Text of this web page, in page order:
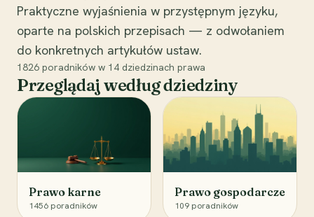
Praktyczne wyjaśnienia w przystępnym języku,
oparte na polskich przepisach — z odwołaniem
do konkretnych artykułów ustaw.
1826 poradników w 14 dziedzinach prawa
Przeglądaj według dziedziny
Prawo karne
1456 poradników
Prawo gospodarcze
109 poradników